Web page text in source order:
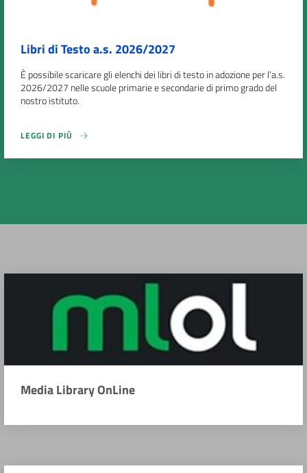
Libri di Testo a.s. 2026/2027
È possibile scaricare gli elenchi dei libri di testo in adozione per l’a.s.
2026/2027 nelle scuole primarie e secondarie di primo grado del
nostro istituto.
LEGGI DI PIÙ
Media Library OnLine